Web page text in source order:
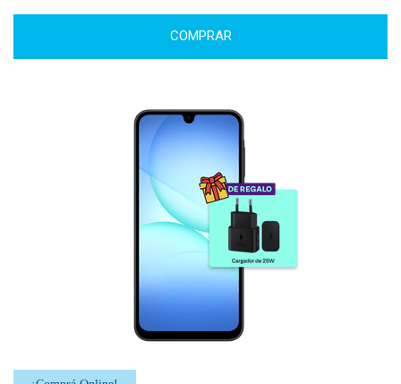
COMPRAR